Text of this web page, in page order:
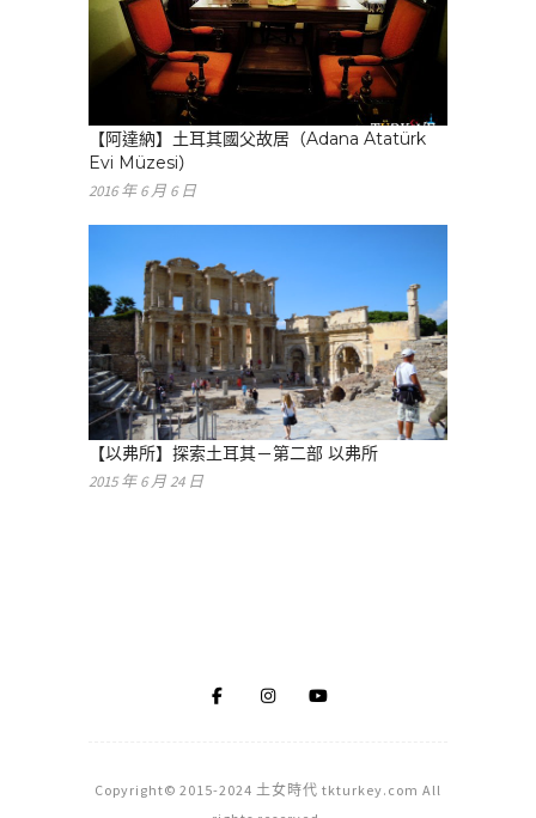
【阿達納】土耳其國父故居（Adana Atatürk
Evi Müzesi）
2016 年 6 月 6 日
【以弗所】探索土耳其－第二部 以弗所
2015 年 6 月 24 日
Copyright© 2015-2024 土女時代 tkturkey.com All